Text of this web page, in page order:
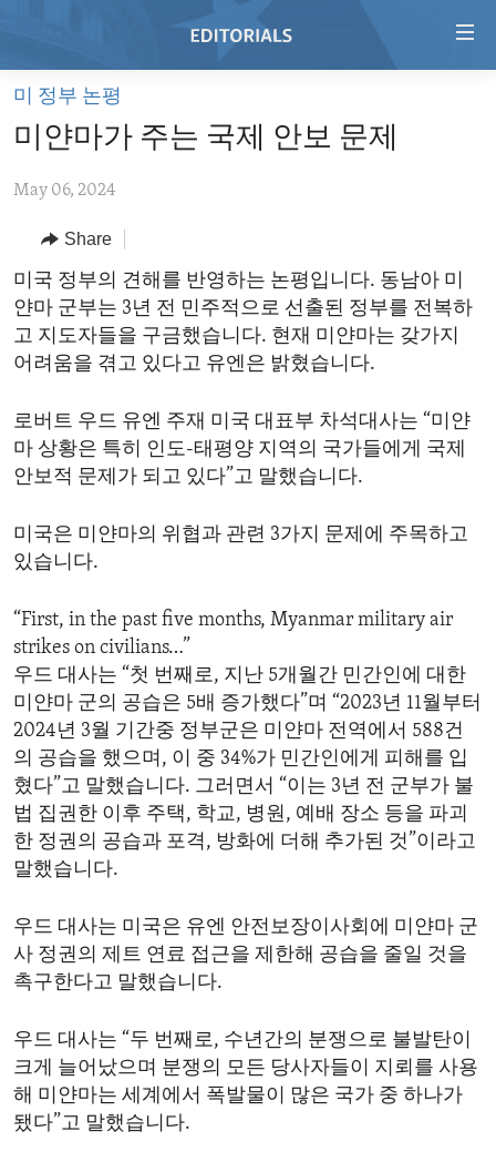
Skip
main
Skip
Navigation
Skip
to
Search
HOME
VIDEO
RADIO
REGIONS
AFRICA
AMERICAS
ASIA
MIDDLE EAST
TOPICS
HUMAN RIGHTS
SECURITY AND DEFENSE
DEMOCRACY AND GOVERNANCE
ECONOMY AND TRADE
IDEALS AND INSTITUTIONS
ARCHIVE
ABOUT US
FOLLOW US
미 정부 논평
미얀마가 주는 국제 안보 문제
May 06, 2024
Share
미국 정부의 견해를 반영하는 논평입니다. 동남아 미
얀마 군부는 3년 전 민주적으로 선출된 정부를 전복하
고 지도자들을 구금했습니다. 현재 미얀마는 갖가지
어려움을 겪고 있다고 유엔은 밝혔습니다.
로버트 우드 유엔 주재 미국 대표부 차석대사는 “미얀
마 상황은 특히 인도-태평양 지역의 국가들에게 국제
안보적 문제가 되고 있다”고 말했습니다.
미국은 미얀마의 위협과 관련 3가지 문제에 주목하고
있습니다.
“First, in the past five months, Myanmar military air
strikes on civilians…”
우드 대사는 “첫 번째로, 지난 5개월간 민간인에 대한
미얀마 군의 공습은 5배 증가했다”며 “2023년 11월부터
2024년 3월 기간중 정부군은 미얀마 전역에서 588건
의 공습을 했으며, 이 중 34%가 민간인에게 피해를 입
혔다”고 말했습니다. 그러면서 “이는 3년 전 군부가 불
법 집권한 이후 주택, 학교, 병원, 예배 장소 등을 파괴
한 정권의 공습과 포격, 방화에 더해 추가된 것”이라고
말했습니다.
우드 대사는 미국은 유엔 안전보장이사회에 미얀마 군
사 정권의 제트 연료 접근을 제한해 공습을 줄일 것을
촉구한다고 말했습니다.
우드 대사는 “두 번째로, 수년간의 분쟁으로 불발탄이
크게 늘어났으며 분쟁의 모든 당사자들이 지뢰를 사용
해 미얀마는 세계에서 폭발물이 많은 국가 중 하나가
됐다”고 말했습니다.